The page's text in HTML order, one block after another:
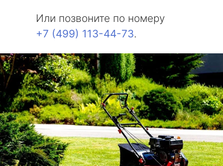
Или позвоните по номеру
+7 (499) 113-44-73.